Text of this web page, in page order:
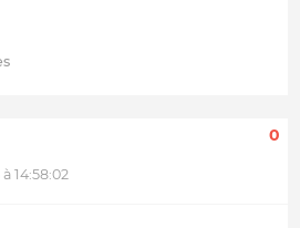
14:58:02
0